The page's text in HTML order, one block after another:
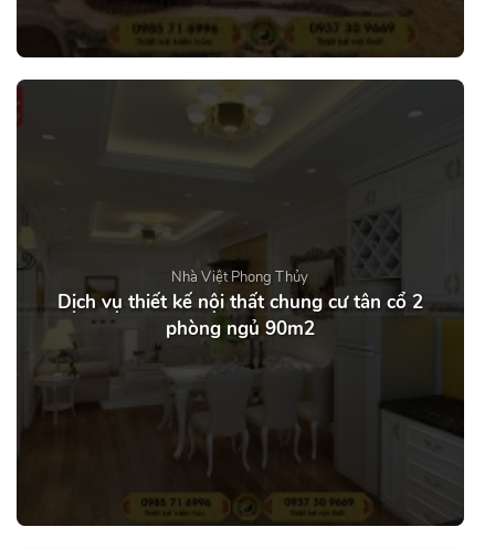
Nhà Việt Phong Thủy
Dịch vụ thiết kế nội thất chung cư tân cổ 2
phòng ngủ 90m2